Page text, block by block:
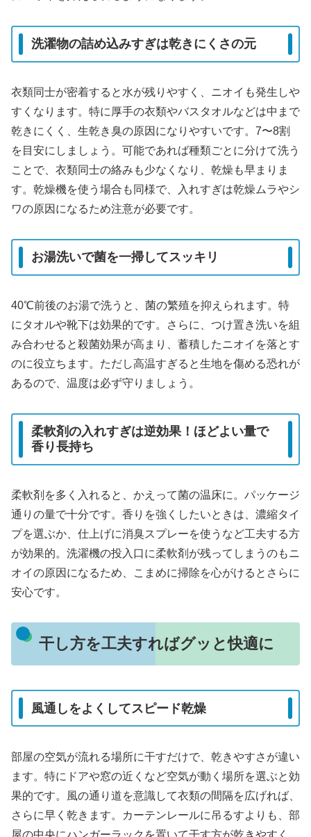
洗濯物の詰め込みすぎは乾きにくさの元
衣類同士が密着すると水が残りやすく、ニオイも発生しや
すくなります。特に厚手の衣類やバスタオルなどは中まで
乾きにくく、生乾き臭の原因になりやすいです。7〜8割
を目安にしましょう。可能であれば種類ごとに分けて洗う
ことで、衣類同士の絡みも少なくなり、乾燥も早まりま
す。乾燥機を使う場合も同様で、入れすぎは乾燥ムラやシ
ワの原因になるため注意が必要です。
お湯洗いで菌を一掃してスッキリ
40℃前後のお湯で洗うと、菌の繁殖を抑えられます。特
にタオルや靴下は効果的です。さらに、つけ置き洗いを組
み合わせると殺菌効果が高まり、蓄積したニオイを落とす
のに役立ちます。ただし高温すぎると生地を傷める恐れが
あるので、温度は必ず守りましょう。
柔軟剤の入れすぎは逆効果！ほどよい量で
香り長持ち
柔軟剤を多く入れると、かえって菌の温床に。パッケージ
通りの量で十分です。香りを強くしたいときは、濃縮タイ
プを選ぶか、仕上げに消臭スプレーを使うなど工夫する方
が効果的。洗濯機の投入口に柔軟剤が残ってしまうのもニ
オイの原因になるため、こまめに掃除を心がけるとさらに
安心です。
干し方を工夫すればグッと快適に
風通しをよくしてスピード乾燥
部屋の空気が流れる場所に干すだけで、乾きやすさが違い
ます。特にドアや窓の近くなど空気が動く場所を選ぶと効
果的です。風の通り道を意識して衣類の間隔を広げれば、
さらに早く乾きます。カーテンレールに吊るすよりも、部
屋の中央にハンガーラックを置いて干す方が乾きやすく、